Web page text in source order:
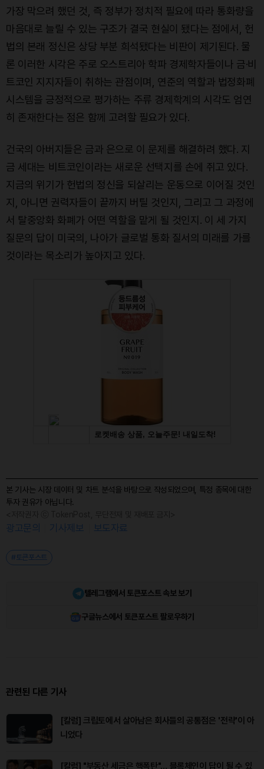
가장 막으려 했던 것, 즉 정부가 정치적 필요에 따라 통화량을
마음대로 늘릴 수 있는 구조가 결국 현실이 됐다는 점에서, 헌
법의 본래 정신은 상당 부분 희석됐다는 비판이 제기된다. 물
론 이러한 시각은 주로 오스트리아 학파 경제학자들이나 금·비
트코인 지지자들이 취하는 관점이며, 연준의 역할과 법정화폐
시스템을 긍정적으로 평가하는 주류 경제학계의 시각도 엄연
히 존재한다는 점은 함께 고려할 필요가 있다.
건국의 아버지들은 금과 은으로 이 문제를 해결하려 했다. 지
금 세대는 비트코인이라는 새로운 선택지를 손에 쥐고 있다.
지금의 위기가 헌법의 정신을 되살리는 운동으로 이어질 것인
지, 아니면 권력자들이 끝까지 버틸 것인지, 그리고 그 과정에
서 탈중앙화 화폐가 어떤 역할을 맡게 될 것인지. 이 세 가지
질문의 답이 미국의, 나아가 글로벌 통화 질서의 미래를 가를
것이라는 목소리가 높아지고 있다.
본 기사는 시장 데이터 및 차트 분석을 바탕으로 작성되었으며, 특정 종목에 대한
투자 권유가 아닙니다.
광고문의 기사제보 보도자료
#토큰포스트
텔레그램에서 토큰포스트 속보 보기
구글뉴스에서 토큰포스트 팔로우하기
관련된 다른 기사
[칼럼] 크립토에서 살아남은 회사들의 공통점은 '전략'이 아
니었다
[칼럼] "부동산 세금은 핵폭탄"… 블록체인이 답이 될 수 있